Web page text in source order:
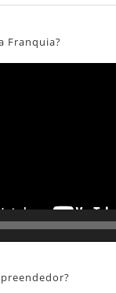
Franquia?